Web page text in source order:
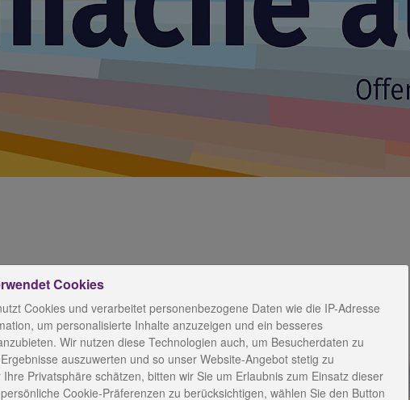
in Wurzbach eröffnet
täglichen Lebens gemeinsam lösen
der Kirchengemeinde, dem Diakonie
Cookies
Cookies und verarbeitet personenbezogene Daten wie die IP-Adresse
um personalisierte Inhalte anzuzeigen und ein besseres
Wir nutzen diese Technologien auch, um Besucherdaten zu
auszuwerten und so unser Website-Angebot stetig zu
Privatsphäre schätzen, bitten wir Sie um Erlaubnis zum Einsatz dieser
Cookie-Präferenzen zu berücksichtigen, wählen Sie den Button